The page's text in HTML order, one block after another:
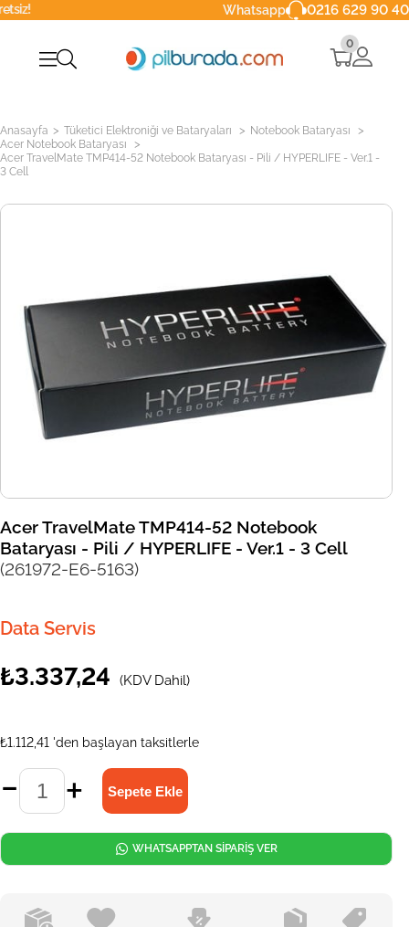
Whatsapp 0216 629 90 40
0
Anasayfa > Tüketici Elektroniği ve Bataryaları > Notebook Bataryası >
Acer Notebook Bataryası >
Acer TravelMate TMP414-52 Notebook Bataryası - Pili / HYPERLIFE - Ver.1 -
3 Cell
Acer TravelMate TMP414-52 Notebook
Bataryası - Pili / HYPERLIFE - Ver.1 - 3 Cell
(261972-E6-5163)
Data Servis
₺3.337,24 (KDV Dahil)
₺1.112,41 'den başlayan taksitlerle
WHATSAPPTAN SİPARİŞ VER